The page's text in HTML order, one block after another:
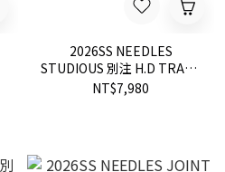
2026SS NEEDLES
STUDIOUS 別注 H.D TRACK
PANT AMUNZEN 聯名 蝴蝶
NT$7,980